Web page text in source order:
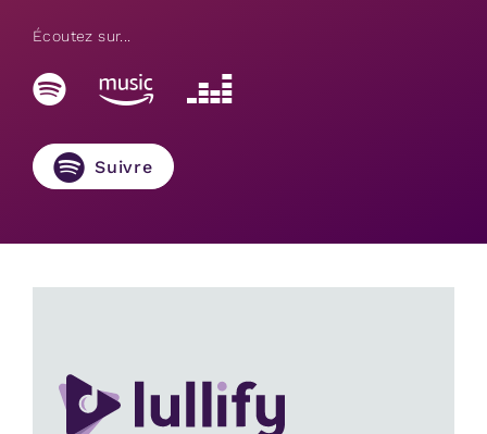
Écoutez sur...
Suivre